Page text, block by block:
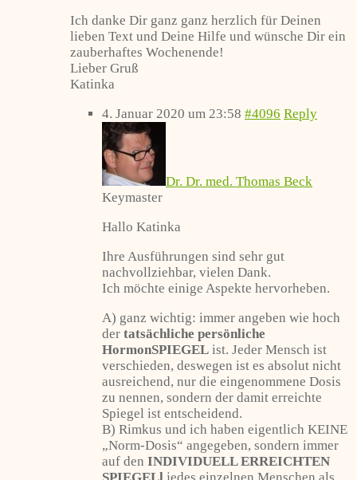
Ich danke Dir ganz ganz herzlich für Deinen
lieben Text und Deine Hilfe und wünsche Dir ein
zauberhaftes Wochenende!
Lieber Gruß
Katinka
4. Januar 2020 um 23:58 #4096 Reply
Dr. Dr. med. Thomas Beck
Keymaster
Hallo Katinka
Ihre Ausführungen sind sehr gut
nachvollziehbar, vielen Dank.
Ich möchte einige Aspekte hervorheben.
A) ganz wichtig: immer angeben wie hoch
der tatsächliche persönliche
HormonSPIEGEL ist. Jeder Mensch ist
verschieden, deswegen ist es absolut nicht
ausreichend, nur die eingenommene Dosis
zu nennen, sondern der damit erreichte
Spiegel ist entscheidend.
B) Rimkus und ich haben eigentlich KEINE
„Norm-Dosis“ angegeben, sondern immer
auf den INDIVIDUELL ERREICHTEN